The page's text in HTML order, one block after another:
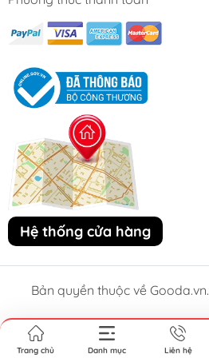
Hệ thống cửa hàng
Bản quyền thuộc về Gooda.vn.
Trang chủ Danh mục Liên hệ